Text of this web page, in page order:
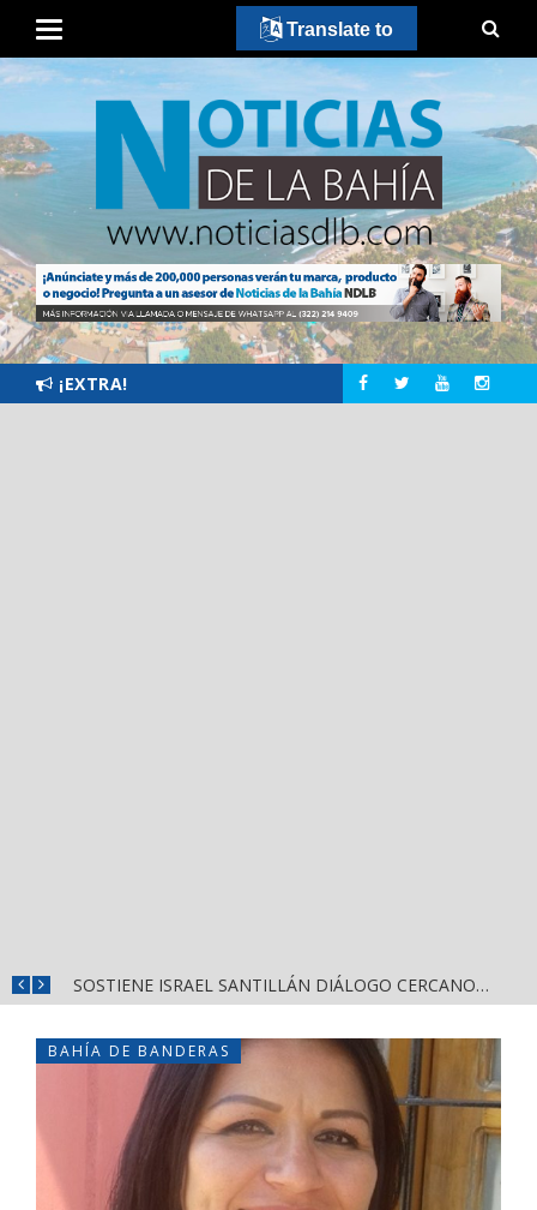
¡EXTRA!
SOSTIENE ISRAEL SANTILLÁN DIÁLOGO CERCANO CON HABITANTES DE LA CALLE 2 DE OCTUBRE
BAHÍA DE BANDERAS
Translate to